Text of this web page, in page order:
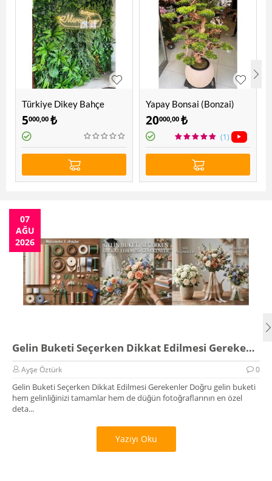
Türkiye Dikey Bahçe
5000,00 ₺
Yapay Bonsai (Bonzai)
Ağacı 1.60 Mt
20000,00 ₺
(1)
07
AĞU
2026
Gelin Buketi Seçerken Dikkat Edilmesi Gerekenler
Ayşe Öztürk 0
Gelin Buketi Seçerken Dikkat Edilmesi Gerekenler Doğru gelin buketi
hem gelinliğinizi tamamlar hem de düğün fotoğraflarının en özel
deta...
Yazıyı Oku